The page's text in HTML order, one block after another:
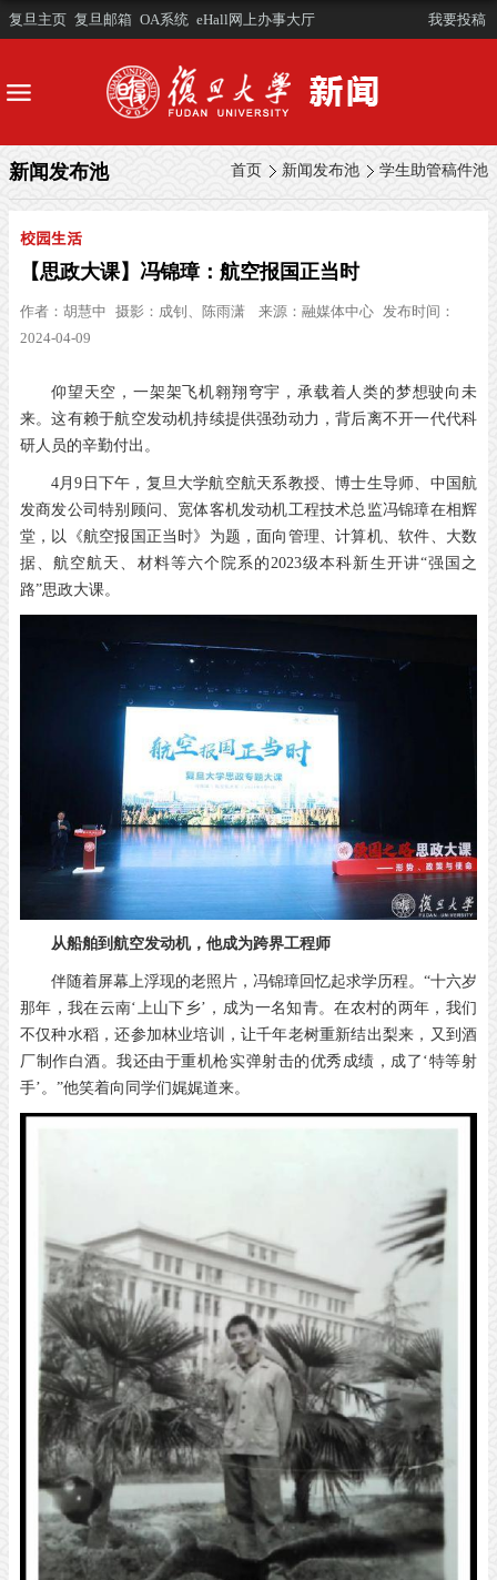
复旦主页 复旦邮箱 OA系统 eHall网上办事大厅 我要投稿
首页 新闻发布池 学生助管稿件池
新闻发布池
校园生活
【思政大课】冯锦璋：航空报国正当时
作者： 胡慧中 摄影： 成钊、陈雨潇 来源： 融媒体中心 发布时间：
2024-04-09
仰望天空，一架架飞机翱翔穹宇，承载着人类的梦想驶向未
来。这有赖于航空发动机持续提供强劲动力，背后离不开一代代科
研人员的辛勤付出。
4月9日下午，复旦大学航空航天系教授、博士生导师、中国航
发商发公司特别顾问、宽体客机发动机工程技术总监冯锦璋在相辉
堂，以《航空报国正当时》为题，面向管理、计算机、软件、大数
据、航空航天、材料等六个院系的2023级本科新生开讲“强国之
路”思政大课。
从船舶到航空发动机， 他成为跨界工程师
伴随着屏幕上浮现的老照片，冯锦璋回忆起求学历程。“十六岁
那年，我在云南‘上山下乡’，成为一名知青。在农村的两年，我们
不仅种水稻，还参加林业培训，让千年老树重新结出梨来，又到酒
厂制作白酒。我还由于重机枪实弹射击的优秀成绩，成了‘特等射
手’。”他笑着向同学们娓娓道来。